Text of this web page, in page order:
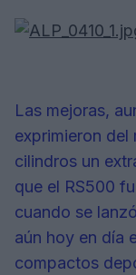
Las mejoras,
exprimieron
cilindros un
que el RS500
cuando se
aún hoy en día
compactos